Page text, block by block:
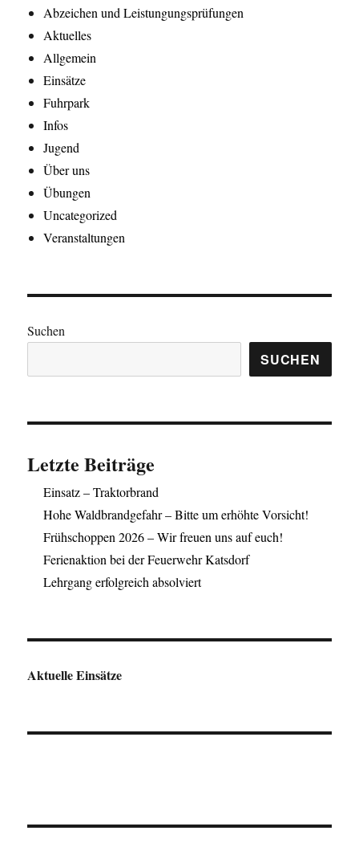
Abzeichen und Leistungungsprüfungen
Aktuelles
Allgemein
Einsätze
Fuhrpark
Infos
Jugend
Über uns
Übungen
Uncategorized
Veranstaltungen
Suchen
SUCHEN
Letzte Beiträge
Einsatz – Traktorbrand
Hohe Waldbrandgefahr – Bitte um erhöhte Vorsicht!
Frühschoppen 2026 – Wir freuen uns auf euch!
Ferienaktion bei der Feuerwehr Katsdorf
Lehrgang erfolgreich absolviert
Aktuelle Einsätze